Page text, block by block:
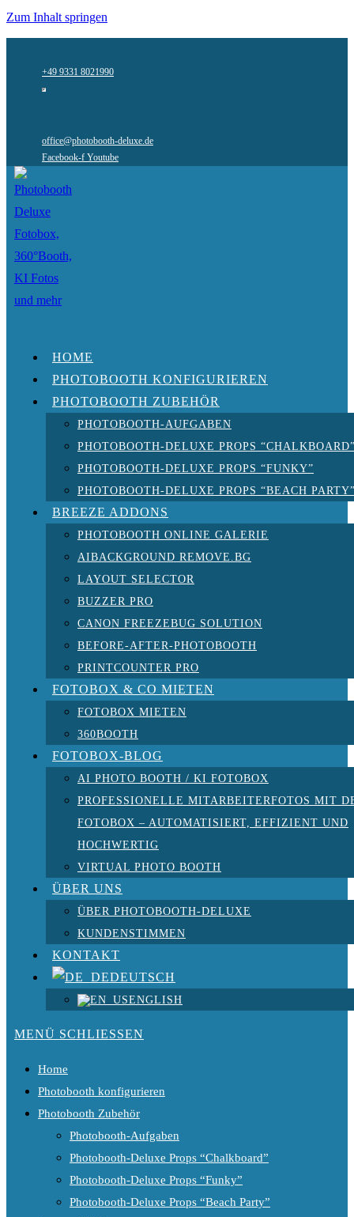
Zum Inhalt springen
+49 9331 8021990
office@photobooth-deluxe.de
Facebook-f Youtube
HOME
PHOTOBOOTH KONFIGURIEREN
PHOTOBOOTH ZUBEHÖR
PHOTOBOOTH-AUFGABEN
PHOTOBOOTH-DELUXE PROPS
PHOTOBOOTH-DELUXE PROPS “FUNKY”
PHOTOBOOTH-DELUXE PROPS “BEACH
BREEZE ADDONS
PHOTOBOOTH ONLINE GALERIE
AIBACKGROUND REMOVE.BG
LAYOUT SELECTOR
BUZZER PRO
CANON FREEZEBUG SOLUTION
BEFORE-AFTER-PHOTOBOOTH
PRINTCOUNTER PRO
FOTOBOX & CO MIETEN
FOTOBOX MIETEN
360BOOTH
FOTOBOX-BLOG
AI PHOTO BOOTH / KI FOTOBOX
PROFESSIONELLE MITARBEITERFOTOS MIT
FOTOBOX – AUTOMATISIERT, EFFIZIENT UND
HOCHWERTIG
VIRTUAL PHOTO BOOTH
ÜBER UNS
ÜBER PHOTOBOOTH-DELUXE
KUNDENSTIMMEN
KONTAKT
DEUTSCH
ENGLISH
MENÜ SCHLIESSEN
Home
Photobooth konfigurieren
Photobooth Zubehör
Photobooth-Aufgaben
Photobooth-Deluxe Props “Chalkboard”
Photobooth-Deluxe Props “Funky”
Photobooth-Deluxe Props “Beach Party”